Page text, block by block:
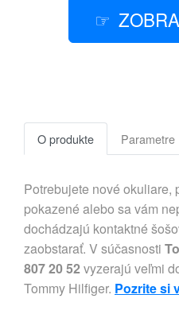
O produkte Parametre
Potrebujete nové okuliare,
pokazené alebo sa vám
dochádzajú kontaktné
zaobstarať. V súčasnosti
807 20 52 vyzerajú veľmi
Tommy Hilfiger. Pozrite si